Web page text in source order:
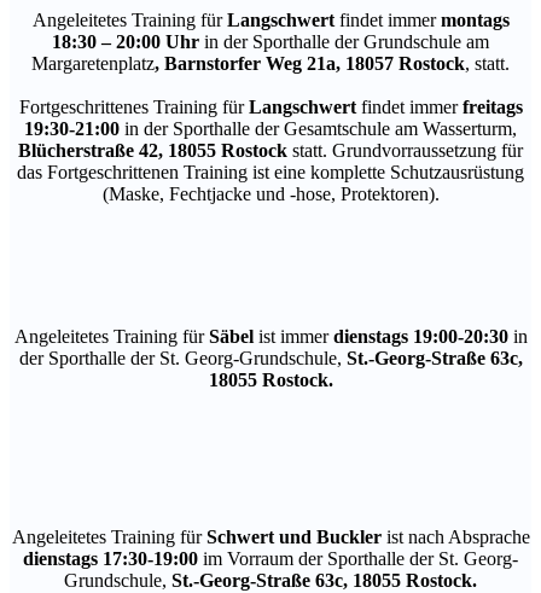
Angeleitetes Training fürLangschwertfindet immermontags
18:30 – 20:00 Uhr in der Sporthalle der Grundschule am
Margaretenplatz, Barnstorfer Weg 21a, 18057 Rostock, statt.
Fortgeschrittenes Training fürLangschwertfindet immerfreitags
19:30-21:00 in der Sporthalle der Gesamtschule am Wasserturm,
Blücherstraße 42, 18055 Rostock statt. Grundvorraussetzung für
das Fortgeschrittenen Training ist eine komplette Schutzausrüstung
(Maske, Fechtjacke und -hose, Protektoren).
Angeleitetes Training fürSäbelist immerdienstags 19:00-20:30in
der Sporthalle der St. Georg-Grundschule, St.-Georg-Straße 63c,
18055 Rostock.
Angeleitetes Training fürSchwert und Bucklerist nach Absprache
dienstags 17:30-19:00 im Vorraum der Sporthalle der St. Georg-
Grundschule, St.-Georg-Straße 63c, 18055 Rostock.